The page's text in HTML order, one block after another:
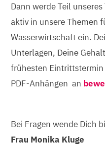
Dann werde Teil
aktiv in unsere Themen
Wasserwirtschaft ein.
Unterlagen, Deine
frühesten
PDF-Anhängen an
Bei Fragen wende Dich
Frau Monika Kluge